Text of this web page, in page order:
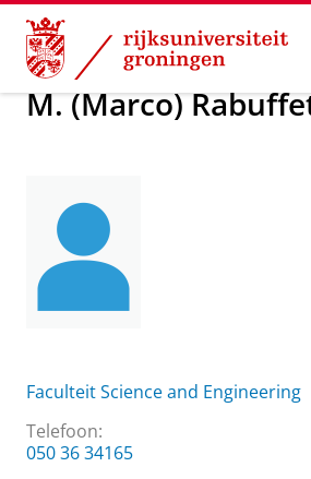
Skip
Content
Skip
Navigation
Over ons M. (Marco)
M. (Marco)
Faculteit Science and Engineering
Telefoon:
050 36 34165